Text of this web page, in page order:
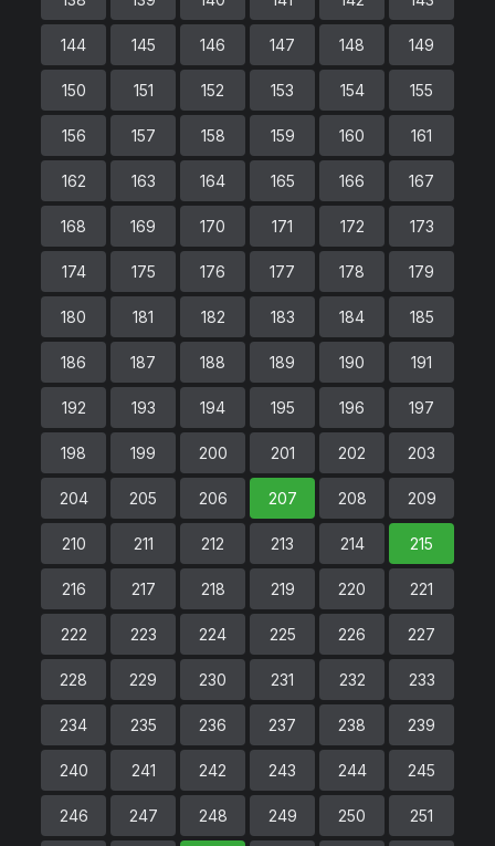
144 145 146 147 148 149
150 151 152 153 154 155
156 157 158 159 160 161
162 163 164 165 166 167
168 169 170 171 172 173
174 175 176 177 178 179
180 181 182 183 184 185
186 187 188 189 190 191
192 193 194 195 196 197
198 199 200 201 202 203
204 205 206 207 208 209
210 211 212 213 214 215
216 217 218 219 220 221
222 223 224 225 226 227
228 229 230 231 232 233
234 235 236 237 238 239
240 241 242 243 244 245
246 247 248 249 250 251